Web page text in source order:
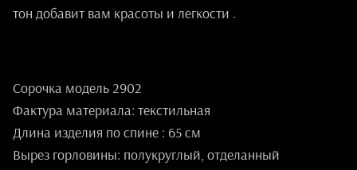
тон добавит вам красоты и легкости .
Сорочка модель 2902
Фактура материала: текстильная
Длина изделия по спине : 65 см
Вырез горловины: полукруглый, отделанный